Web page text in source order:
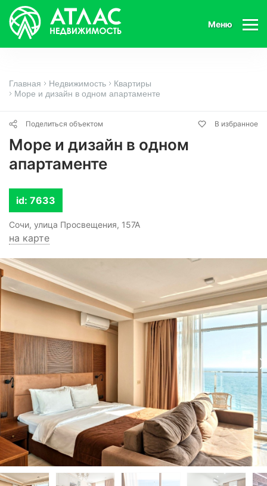
Меню
Главная Недвижимость
Квартиры
Море и дизайн в одном апартаменте
Поделиться объектом В избранное
Море и дизайн в одном
апартаменте
id: 7633
Сочи, улица Просвещения, 157А
на карте